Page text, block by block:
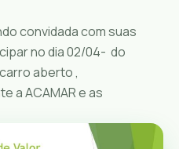
convidada com suas
no dia 02/04- do
aberto ,
a ACAMAR e as